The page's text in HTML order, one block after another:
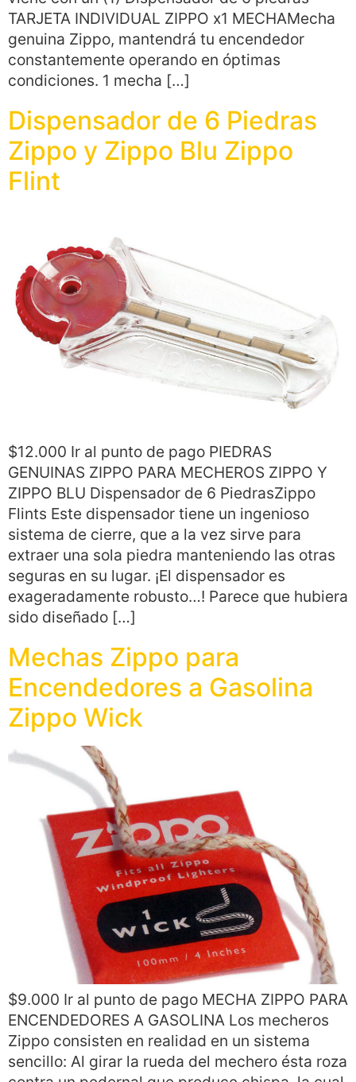
TARJETA INDIVIDUAL ZIPPO x1 MECHAMecha
genuina Zippo, mantendrá tu encendedor
constantemente operando en óptimas
condiciones. 1 mecha […]
Dispensador de 6 Piedras
Zippo y Zippo Blu Zippo
Flint
$12.000 Ir al punto de pago PIEDRAS
GENUINAS ZIPPO PARA MECHEROS ZIPPO Y
ZIPPO BLU Dispensador de 6 PiedrasZippo
Flints Este dispensador tiene un ingenioso
sistema de cierre, que a la vez sirve para
extraer una sola piedra manteniendo las otras
seguras en su lugar. ¡El dispensador es
exageradamente robusto…! Parece que hubiera
sido diseñado […]
Mechas Zippo para
Encendedores a Gasolina
Zippo Wick
$9.000 Ir al punto de pago MECHA ZIPPO PARA
ENCENDEDORES A GASOLINA Los mecheros
Zippo consisten en realidad en un sistema
sencillo: Al girar la rueda del mechero ésta roza